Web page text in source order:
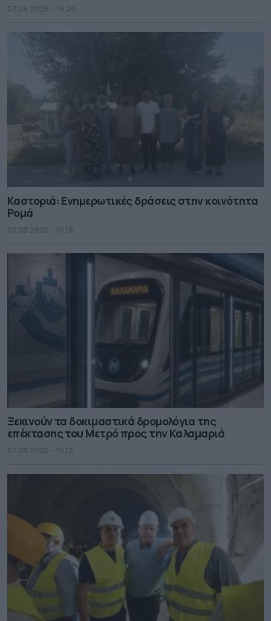
07.08.2026 - 16.28
Καστοριά: Ενημερωτικές δράσεις στην κοινότητα
Ρομά
07.08.2026 - 16.18
Ξεκινούν τα δοκιμαστικά δρομολόγια της
επέκτασης του Μετρό προς την Καλαμαριά
07.08.2026 - 16.12